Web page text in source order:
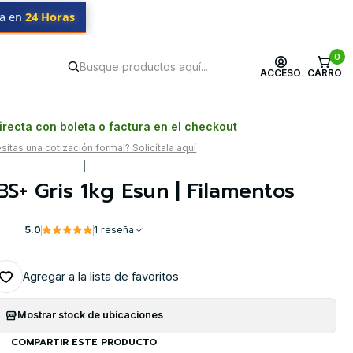
ACCESO
0
CARRO
en 24 Horas
con boleta o factura en el checkout
una cotización formal? Solicítala aquí
Gris 1kg Esun | Filamentos
5.0 1 reseña
Agregar a la lista de favoritos
Mostrar stock de ubicaciones
COMPARTIR ESTE PRODUCTO